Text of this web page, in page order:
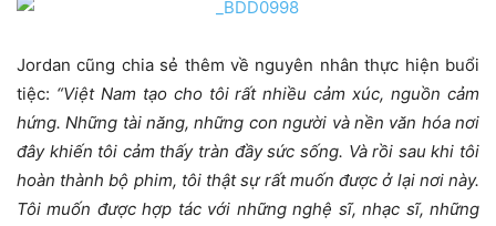
Jordan cũng chia sẻ thêm về nguyên nhân thực hiện buổi
tiệc: “Việt Nam tạo cho tôi rất nhiều cảm xúc, nguồn cảm
hứng. Những tài năng, những con người và nền văn hóa nơi
đây khiến tôi cảm thấy tràn đầy sức sống. Và rồi sau khi tôi
hoàn thành bộ phim, tôi thật sự rất muốn được ở lại nơi này.
Tôi muốn được hợp tác với những nghệ sĩ, nhạc sĩ, những